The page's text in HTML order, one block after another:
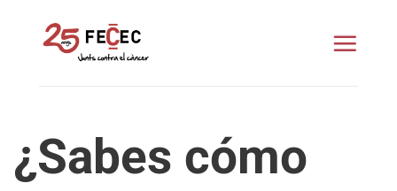
contenido
¿Sabes cómo